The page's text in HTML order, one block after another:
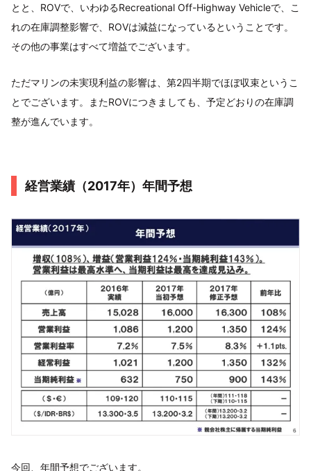
とと、ROVで、いわゆるRecreational Off-Highway Vehicleで、こ
れの在庫調整影響で、ROVは減益になっているということです。
その他の事業はすべて増益でございます。
ただマリンの未実現利益の影響は、第2四半期でほぼ収束というこ
とでございます。またROVにつきましても、予定どおりの在庫調
整が進んでいます。
経営業績（2017年）年間予想
今回、年間予想でございます。